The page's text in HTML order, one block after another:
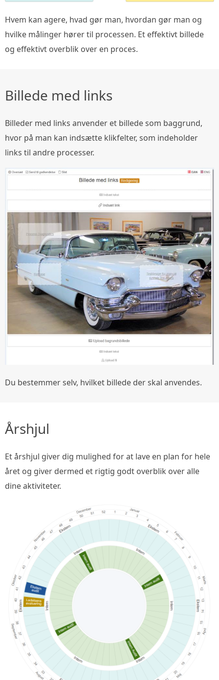
Hvem kan agere, hvad gør man, hvordan gør man og
hvilke målinger hører til processen. Et effektivt billede
og effektivt overblik over en proces.
Billede med links
Billeder med links anvender et billede som baggrund,
hvor på man kan indsætte klikfelter, som indeholder
links til andre processer.
Du bestemmer selv, hvilket billede der skal anvendes.
Årshjul
Et årshjul giver dig mulighed for at lave en plan for hele
året og giver dermed et rigtig godt overblik over alle
dine aktiviteter.